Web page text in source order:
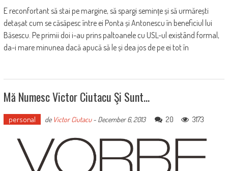
E reconfortant să stai pe margine, să spargi semințe și să urmărești
detașat cum se căsăpesc între ei Ponta și Antonescu în beneficiul lui
Băsescu. Pe primii doi i-au prins paltoanele cu USL-ul existând formal,
da-i mare minunea dacă apucă să le și dea jos de pe ei tot în
Mă Numesc Victor Ciutacu Şi Sunt…
personal de Victor Ciutacu- December 6, 2013 20 3173